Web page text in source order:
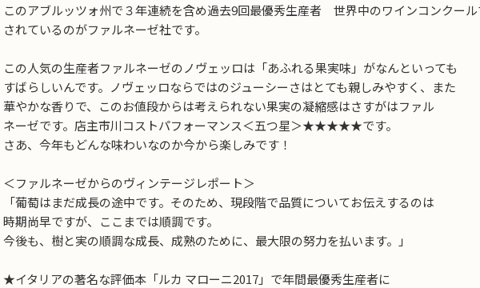
このアブルッツォ州で３年連続を含め過去9回最優秀生産者 世界中のワインコンクー
されているのがファルネーゼ社です。
この人気の生産者ファルネーゼのノヴェッロは「あふれる果実味」がなんといっても
すばらしいんです。ノヴェッロならではのジューシーさはとても親しみやすく、また
華やかな香りで、このお値段からは考えられない果実の凝縮感はさすがはファル
ネーゼです。店主市川コストパフォーマンス＜五つ星＞★★★★★です。
さあ、今年もどんな味わいなのか今から楽しみです！
＜ファルネーゼからのヴィンテージレポート＞
「葡萄はまだ成長の途中です。そのため、現段階で品質についてお伝えするのは
時期尚早ですが、ここまでは順調です。
今後も、樹と実の順調な成長、成熟のために、最大限の努力を払います。」
★イタリアの著名な評価本「ルカ マローニ2017」で年間最優秀生産者に